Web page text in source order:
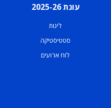
עונת 2025-26
ליגות
סטטיסטיקה
לוח ארועים